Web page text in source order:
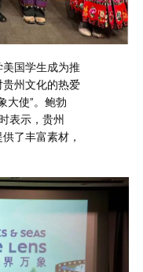
国学生成为推
州文化的热爱
大使”。鲍勃
表示，贵州
了丰富素材，